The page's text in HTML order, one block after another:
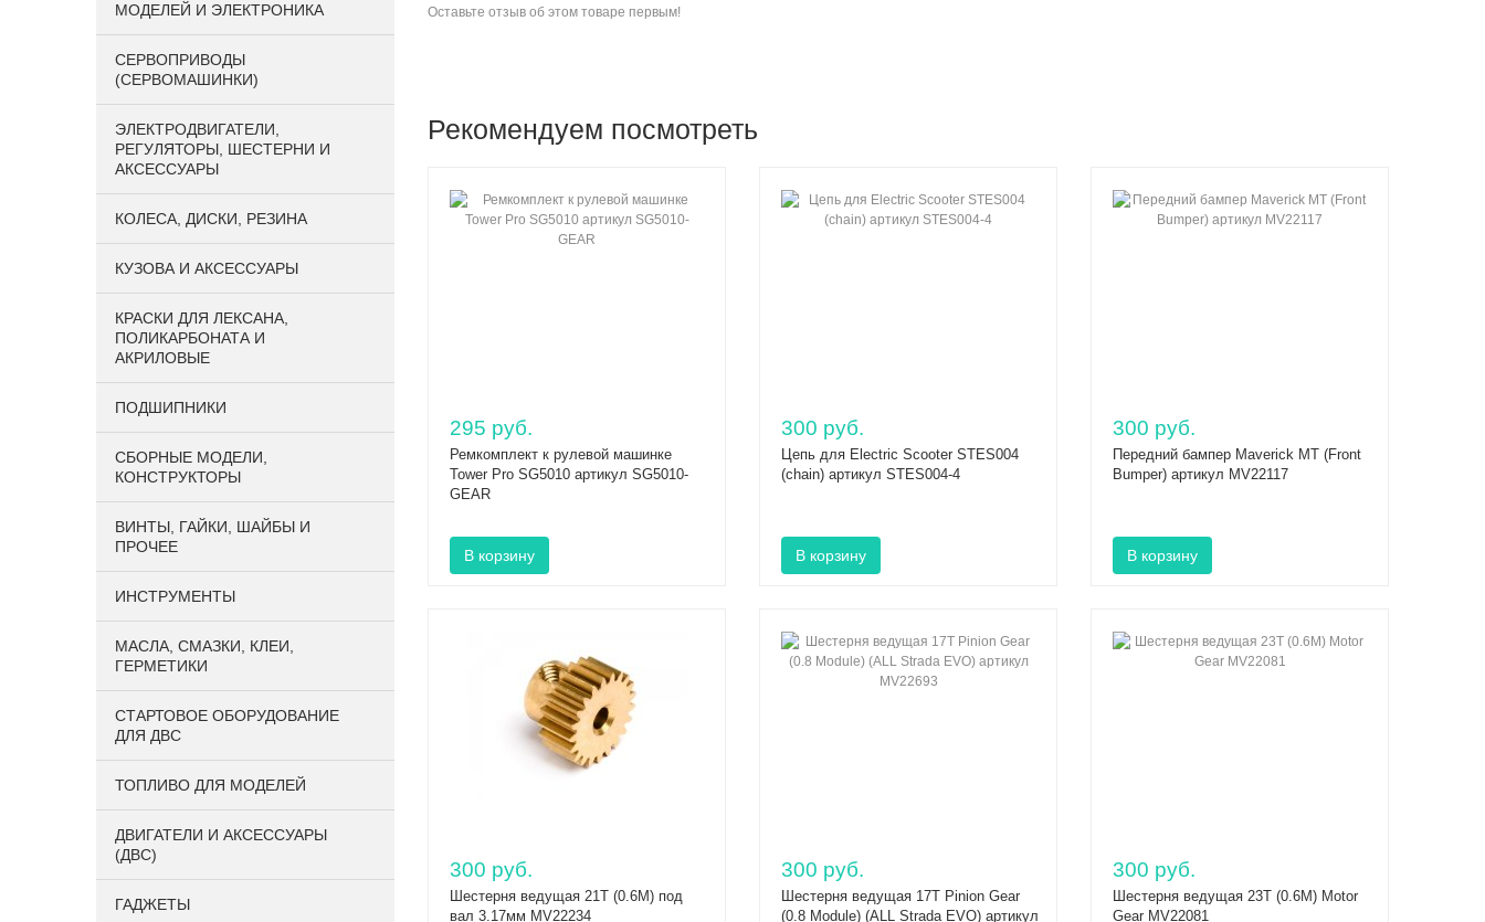
МОДЕЛЕЙ И ЭЛЕКТРОНИКА
СЕРВОПРИВОДЫ
(СЕРВОМАШИНКИ)
ЭЛЕКТРОДВИГАТЕЛИ,
РЕГУЛЯТОРЫ, ШЕСТЕРНИ И
АКСЕССУАРЫ
КОЛЕСА, ДИСКИ, РЕЗИНА
КУЗОВА И АКСЕССУАРЫ
КРАСКИ ДЛЯ ЛЕКСАНА,
ПОЛИКАРБОНАТА И
АКРИЛОВЫЕ
ПОДШИПНИКИ
CБОРНЫЕ МОДЕЛИ,
КОНСТРУКТОРЫ
ВИНТЫ, ГАЙКИ, ШАЙБЫ И
ПРОЧЕЕ
ИНСТРУМЕНТЫ
МАСЛА, СМАЗКИ, КЛЕИ,
ГЕРМЕТИКИ
СТАРТОВОЕ ОБОРУДОВАНИЕ
ДЛЯ ДВС
ТОПЛИВО ДЛЯ МОДЕЛЕЙ
ДВИГАТЕЛИ И АКСЕССУАРЫ
(ДВС)
ГАДЖЕТЫ
Оставьте отзыв об этом товаре первым!
Рекомендуем посмотреть
295 руб.
Ремкомплект к рулевой машинке
Tower Pro SG5010 артикул SG5010-
GEAR
300 руб.
Цепь для Electric Scooter STES004
(сhain) артикул STES004-4
300 руб.
Передний бампер Maverick MT (Front
Bumper) артикул MV22117
300 руб.
Шестерня ведущая 21T (0.6M) под
вал 3.17мм MV22234
300 руб.
Шестерня ведущая 17T Pinion Gear
(0.8 Module) (ALL Strada EVO) артикул
300 руб.
Шестерня ведущая 23T (0.6M) Motor
Gear MV22081